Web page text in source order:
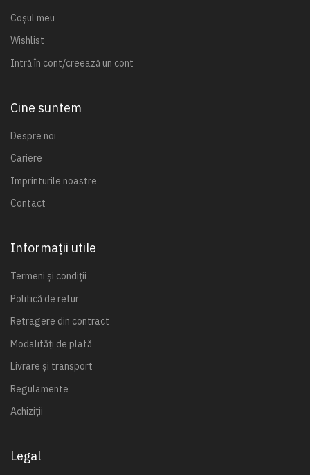
Coșul meu
Wishlist
Intră în cont/creează un cont
Cine suntem
Despre noi
Cariere
Imprinturile noastre
Contact
Informații utile
Termeni și condiții
Politică de retur
Retragere din contract
Modalități de plată
Livrare și transport
Regulamente
Achiziții
Legal